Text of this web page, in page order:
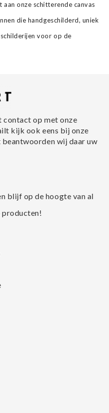
onze schitterende canvas
die handgeschilderd, uniek
voor op de
contact op met onze
kijk ook eens bij onze
wij daar uw
blijf op de hoogte van al
producten!